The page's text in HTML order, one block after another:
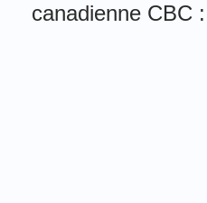
canadienne CBC :